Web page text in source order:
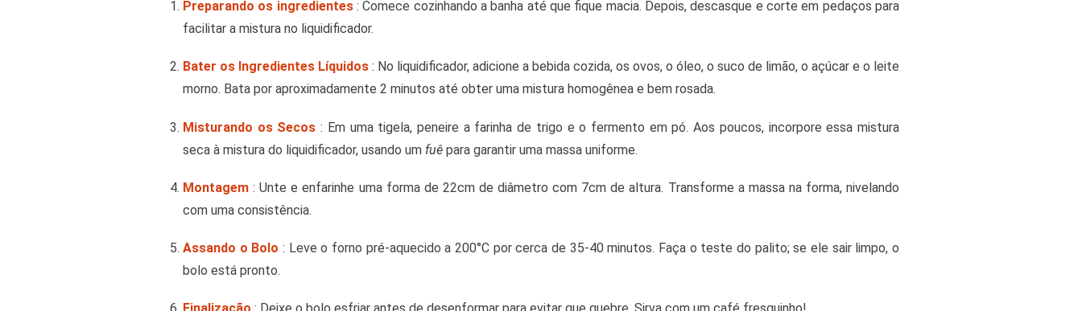
Preparando os ingredientes: Comece cozinhando a banha até que fique macia. Depois, descasque e corte em pedaços para
facilitar a mistura no liquidificador.
Bater os Ingredientes Líquidos : No liquidificador, adicione a bebida cozida, os ovos, o óleo, o suco de limão, o açúcar e o leite
morno. Bata por aproximadamente 2 minutos até obter uma mistura homogênea e bem rosada.
Misturando os Secos : Em uma tigela, peneire a farinha de trigo e o fermento em pó. Aos poucos, incorpore essa mistura
seca à mistura do liquidificador, usando um fuê para garantir uma massa uniforme.
Montagem : Unte e enfarinhe uma forma de 22cm de diâmetro com 7cm de altura. Transforme a massa na forma, nivelando
com uma consistência.
Assando o Bolo : Leve o forno pré-aquecido a 200°C por cerca de 35-40 minutos. Faça o teste do palito; se ele sair limpo, o
bolo está pronto.